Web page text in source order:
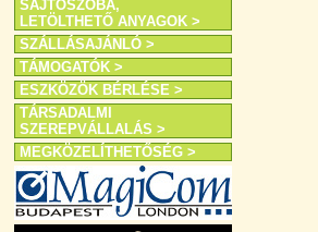
SAJTÓSZOBA,
LETÖLTHETŐ ANYAGOK >
SZÁLLÁSAJÁNLÓ >
TÁMOGATÓK >
ESZKÖZÖK BÉRLÉSE >
TÁRSADALMI
SZEREPVÁLLALÁS >
MEGKÖZELÍTHETŐSÉG >